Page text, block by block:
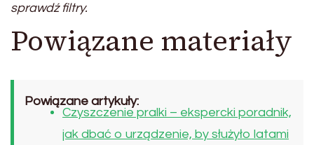
sprawdź filtry.
Powiązane materiały
Powiązane artykuły:
Czyszczenie pralki – ekspercki poradnik,
jak dbać o urządzenie, by służyło latami